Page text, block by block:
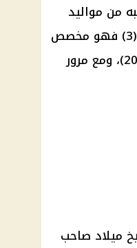
هذا الرقم هو (2) فإن صاحبه من مواليد
القرن العشرين (أي ما بين عامي 1900 و1999)، أما إذا كان الرقم (3) فهو مخصص
لمن وُلدوا في القرن الحادي والعشرين (أي من عام 2000 حتى 2099)، ومع مرور
ميلاد صاحب